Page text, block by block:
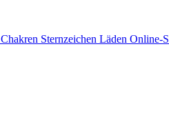
Chakren Sternzeichen Läden Online-